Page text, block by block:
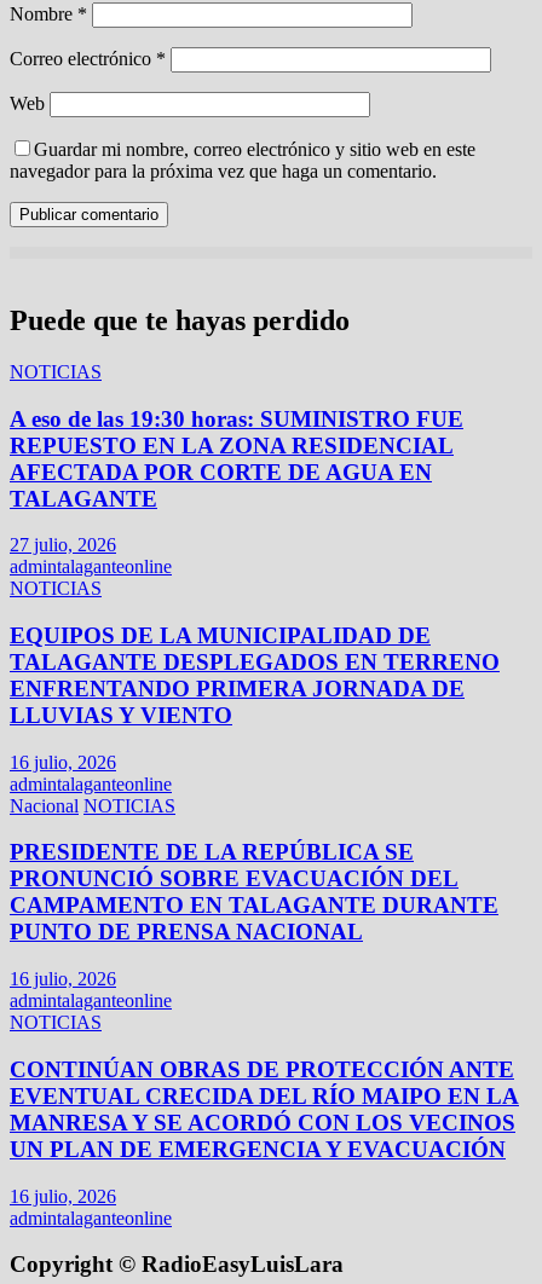
Nombre *
Correo electrónico *
Web
Guardar mi nombre, correo electrónico y sitio web en este
navegador para la próxima vez que haga un comentario.
Puede que te hayas perdido
NOTICIAS
A eso de las 19:30 horas: SUMINISTRO FUE
REPUESTO EN LA ZONA RESIDENCIAL
AFECTADA POR CORTE DE AGUA EN
TALAGANTE
27 julio, 2026
admintalaganteonline
NOTICIAS
EQUIPOS DE LA MUNICIPALIDAD DE
TALAGANTE DESPLEGADOS EN TERRENO
ENFRENTANDO PRIMERA JORNADA DE
LLUVIAS Y VIENTO
16 julio, 2026
admintalaganteonline
Nacional NOTICIAS
PRESIDENTE DE LA REPÚBLICA SE
PRONUNCIÓ SOBRE EVACUACIÓN DEL
CAMPAMENTO EN TALAGANTE DURANTE
PUNTO DE PRENSA NACIONAL
16 julio, 2026
admintalaganteonline
NOTICIAS
CONTINÚAN OBRAS DE PROTECCIÓN ANTE
EVENTUAL CRECIDA DEL RÍO MAIPO EN LA
MANRESA Y SE ACORDÓ CON LOS VECINOS
UN PLAN DE EMERGENCIA Y EVACUACIÓN
16 julio, 2026
admintalaganteonline
Copyright © RadioEasyLuisLara